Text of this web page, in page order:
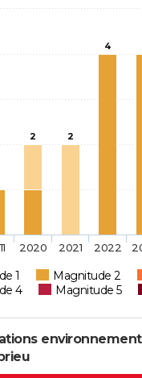
2 2
4
1 Magnitude 2
4
Magnitude 5
2020 2021 2022